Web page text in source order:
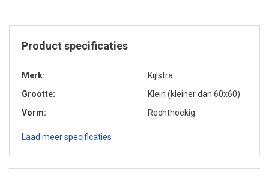
Product specificaties
Merk
Kijlstra
Grootte
Klein (kleiner dan 60x60)
Vorm
Rechthoekig
Laad meer specificaties